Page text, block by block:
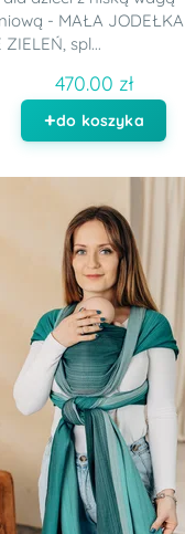
- MAŁA JODEŁKA
ZIELEŃ, spl...
470.00 zł
do koszyka